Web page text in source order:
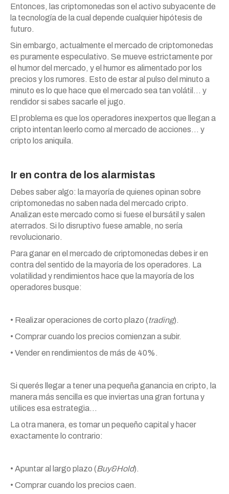
Entonces, las criptomonedas son el activo subyacente de
la tecnología de la cual depende cualquier hipótesis de
futuro.
Sin embargo, actualmente el mercado de criptomonedas
es puramente especulativo. Se mueve estrictamente por
el humor del mercado, y el humor es alimentado por los
precios y los rumores. Esto de estar al pulso del minuto a
minuto es lo que hace que el mercado sea tan volátil… y
rendidor si sabes sacarle el jugo.
El problema es que los operadores inexpertos que llegan a
cripto intentan leerlo como al mercado de acciones… y
cripto los aniquila.
Ir en contra de los alarmistas
Debes saber algo: la mayoría de quienes opinan sobre
criptomonedas no saben nada del mercado cripto.
Analizan este mercado como si fuese el bursátil y salen
aterrados. Si lo disruptivo fuese amable, no sería
revolucionario.
Para ganar en el mercado de criptomonedas debes ir en
contra del sentido de la mayoría de los operadores. La
volatilidad y rendimientos hace que la mayoría de los
operadores busque:
• Realizar operaciones de corto plazo (trading).
• Comprar cuando los precios comienzan a subir.
• Vender en rendimientos de más de 40%.
Si querés llegar a tener una pequeña ganancia en cripto, la
manera más sencilla es que inviertas una gran fortuna y
utilices esa estrategia…
La otra manera, es tomar un pequeño capital y hacer
exactamente lo contrario:
• Apuntar al largo plazo (Buy&Hold).
• Comprar cuando los precios caen.